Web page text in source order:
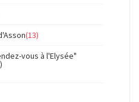
(13)
vous à l'Elysée"